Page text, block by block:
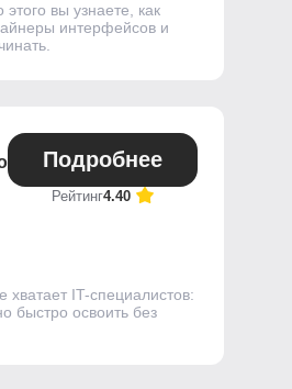
вы узнаете, как
интерфейсов и
Подробнее
Рейтинг4.40
IT-специалистов:
быстро освоить без